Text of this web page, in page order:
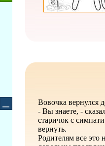
Вовочка вернулся
- Вы знаете, -
старичок с
вернуть.
Родителям все это